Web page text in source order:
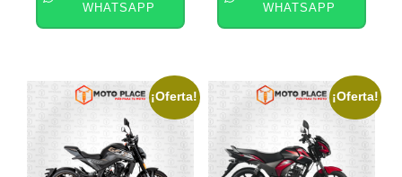
WHATSAPP
WHATSAPP
¡Oferta! ¡Oferta!